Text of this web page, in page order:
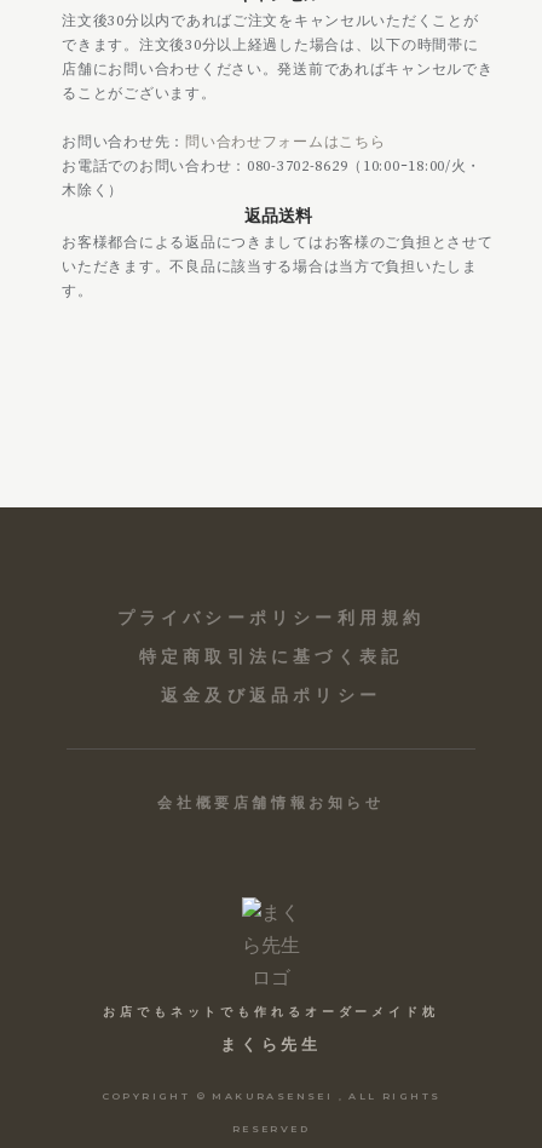
注文後30分以内であればご注文をキャンセルいただくことが
できます。注文後30分以上経過した場合は、以下の時間帯に
店舗にお問い合わせください。発送前であればキャンセルでき
ることがございます。
お問い合わせ先： 問い合わせフォームはこちら
お電話でのお問い合わせ：080-3702-8629（10:00ｰ18:00/火・
木除く）
返品送料
お客様都合による返品につきましてはお客様のご負担とさせて
いただきます。不良品に該当する場合は当方で負担いたしま
す。
プライバシーポリシー 利用規約
特定商取引法に基づく表記
返金及び返品ポリシー
会社概要 店舗情報 お知らせ
お店でもネットでも作れるオーダーメイド枕
まくら先生
COPYRIGHT © MAKURASENSEI , ALL RIGHTS
RESERVED